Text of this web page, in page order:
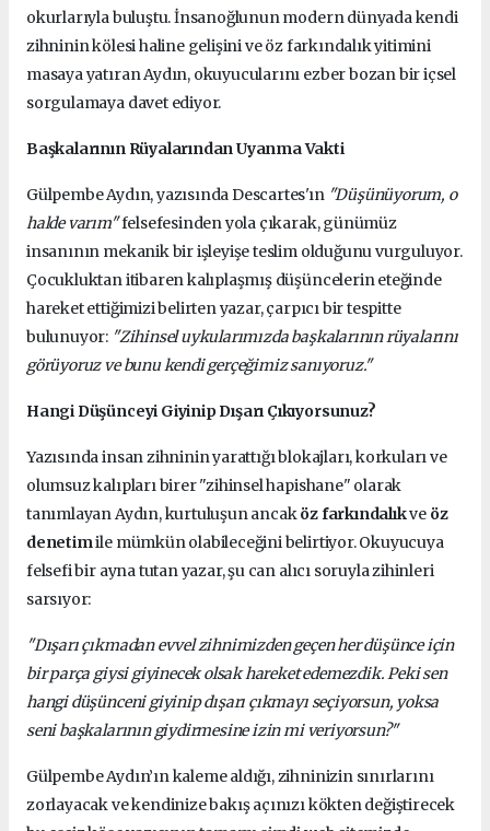
okurlarıyla buluştu. İnsanoğlunun modern dünyada kendi
zihninin kölesi haline gelişini ve öz farkındalık yitimini
masaya yatıran Aydın, okuyucularını ezber bozan bir içsel
sorgulamaya davet ediyor.
Başkalarının Rüyalarından Uyanma Vakti
Gülpembe Aydın, yazısında Descartes'ın "Düşünüyorum, o
halde varım"felsefesinden yola çıkarak, günümüz
insanının mekanik bir işleyişe teslim olduğunu vurguluyor.
Çocukluktan itibaren kalıplaşmış düşüncelerin eteğinde
hareket ettiğimizi belirten yazar, çarpıcı bir tespitte
bulunuyor: "Zihinsel uykularımızda başkalarının rüyalarını
görüyoruz ve bunu kendi gerçeğimiz sanıyoruz."
Hangi Düşünceyi Giyinip Dışarı Çıkıyorsunuz?
Yazısında insan zihninin yarattığı blokajları, korkuları ve
olumsuz kalıpları birer "zihinsel hapishane" olarak
tanımlayan Aydın, kurtuluşun ancaköz farkındalıkve öz
denetimile mümkün olabileceğini belirtiyor. Okuyucuya
felsefi bir ayna tutan yazar, şu can alıcı soruyla zihinleri
sarsıyor:
"Dışarı çıkmadan evvel zihnimizden geçen her düşünce için
bir parça giysi giyinecek olsak hareket edemezdik. Peki sen
hangi düşünceni giyinip dışarı çıkmayı seçiyorsun, yoksa
seni başkalarının giydirmesine izin mi veriyorsun?"
Gülpembe Aydın’ın kaleme aldığı, zihninizin sınırlarını
zorlayacak ve kendinize bakış açınızı kökten değiştirecek